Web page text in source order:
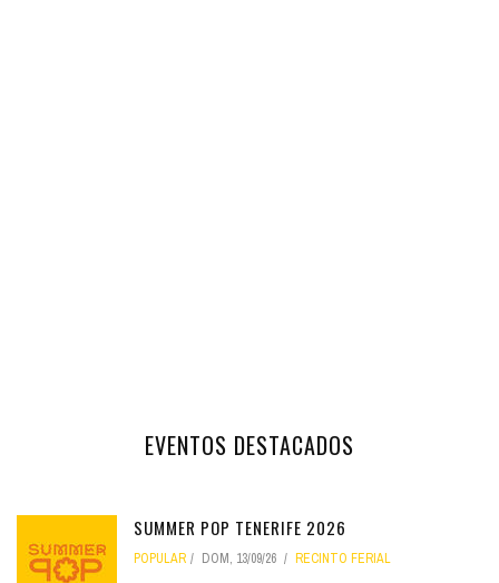
EVENTOS DESTACADOS
SUMMER POP TENERIFE 2026
POPULAR DOM, 13/09/26 RECINTO FERIAL